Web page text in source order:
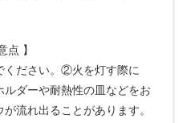
点 】
ださい。②火を灯す際に
ダーや耐熱性の皿などをお
流れ出ることがあります。